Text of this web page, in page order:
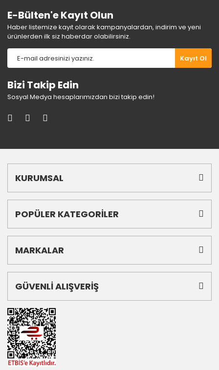
E-Bülten'e Kayıt Olun
Haber listemize kayıt olarak kampanyalardan, indirim ve yeni
ürünlerden ilk siz haberdar olabilirsiniz.
Kayıt Ol
Bizi Takip Edin
Sosyal Medya hesaplarımızdan bizi takip edin!
KURUMSAL
POPÜLER KATEGORİLER
MARKALAR
GÜVENLİ ALIŞVERİŞ